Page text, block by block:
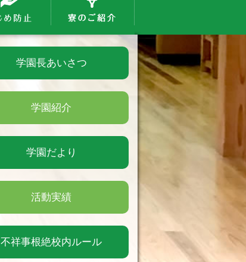
学園長あいさつ
学園紹介
学園だより
活動実績
不祥事根絶校内ルール